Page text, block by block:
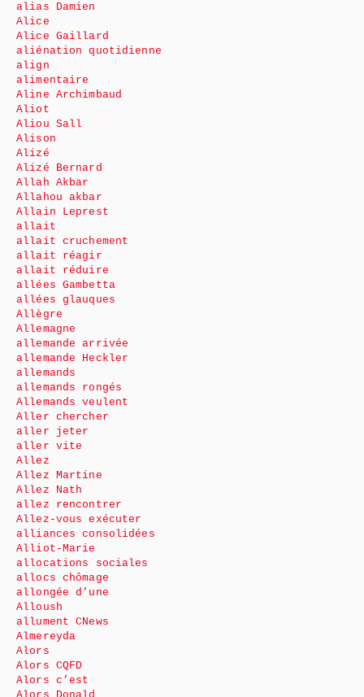
alias Damien
Alice
Alice Gaillard
aliénation quotidienne
align
alimentaire
Aline Archimbaud
Aliot
Aliou Sall
Alison
Alizé
Alizé Bernard
Allah Akbar
Allahou akbar
Allain Leprest
allait
allait cruchement
allait réagir
allait réduire
allées Gambetta
allées glauques
Allègre
Allemagne
allemande arrivée
allemande Heckler
allemands
allemands rongés
Allemands veulent
Aller chercher
aller jeter
aller vite
Allez
Allez Martine
Allez Nath
allez rencontrer
Allez-vous exécuter
alliances consolidées
Alliot-Marie
allocations sociales
allocs chômage
allongée d’une
Alloush
allument CNews
Almereyda
Alors
Alors CQFD
Alors c’est